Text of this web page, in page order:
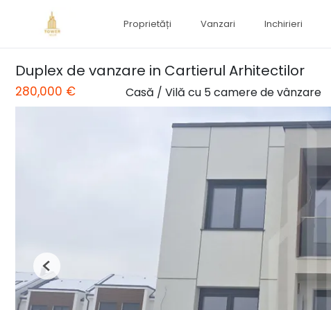
Proprietăți Vanzari Inchirieri
Duplex de vanzare in Cartierul Arhitectilor
280,000 € Casă / Vilă cu 5 camere de vânzare
Previous